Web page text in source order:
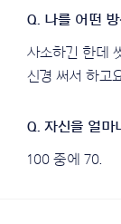
사소하긴 한데
신경 써서 하고
100 중에 70.